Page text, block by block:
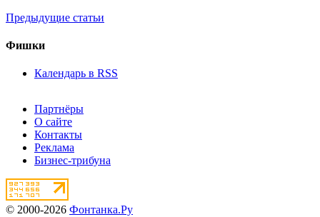
Предыдущие статьи
Фишки
Календарь в RSS
Партнёры
О сайте
Контакты
Реклама
Бизнес-трибуна
© 2000-2026 Фонтанка.Ру